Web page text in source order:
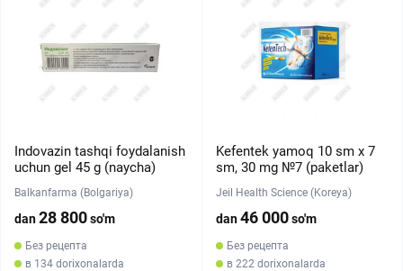
Indovazin tashqi foydalanish
uchun gel 45 g (naycha)
Balkanfarma (Bolgariya)
dan28 800so'm
Без рецепта
в 134 dorixonalarda
Kefentek yamoq 10 sm х 7
sm, 30 mg №7 (paketlar)
Jeil Health Science (Koreya)
dan46 000so'm
Без рецепта
в 222 dorixonalarda